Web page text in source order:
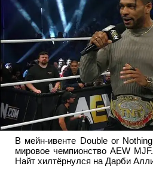
В мейн-ивенте Double or
мировое чемпионство AEW
Найт хилтёрнулся на Дарби